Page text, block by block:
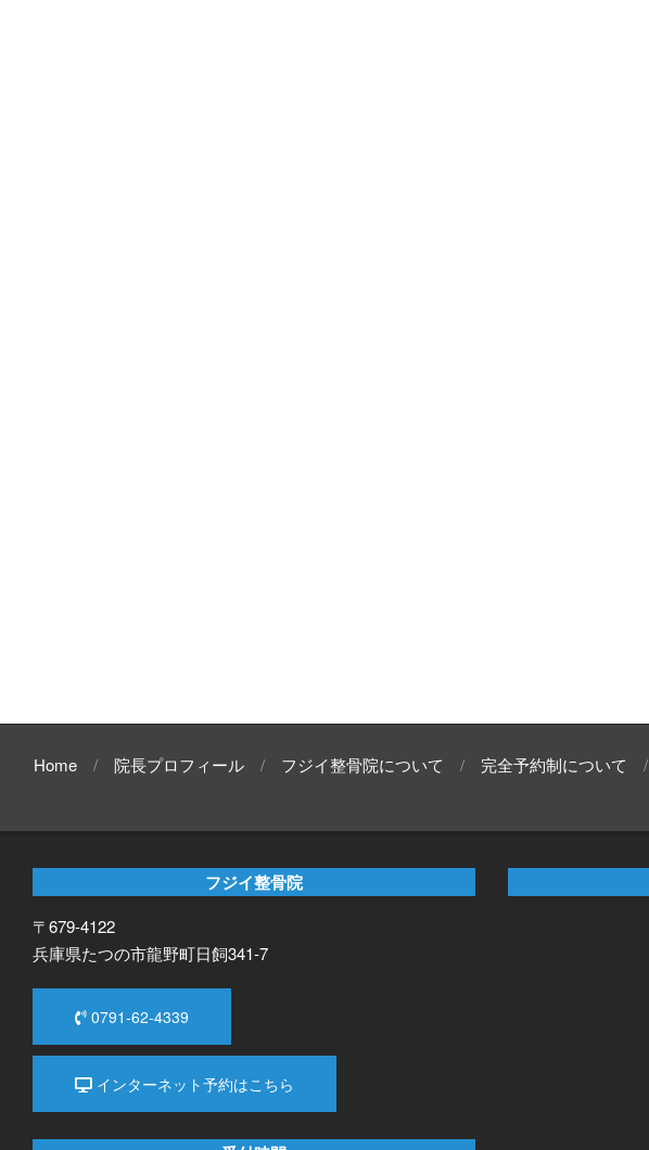
Home 院長プロフィール フジイ整骨院について 完全予約制について
フジイ整骨院
〒679-4122
兵庫県たつの市龍野町日飼341-7
0791-62-4339
インターネット予約はこちら